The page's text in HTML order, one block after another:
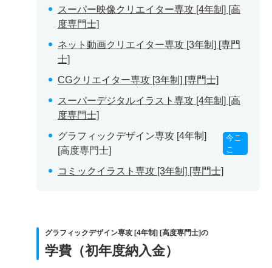
スーパー映像クリエイター専攻 [4年制] [高
度専門士]
ネット動画クリエイター専攻 [3年制] [専門
士]
CGクリエイター専攻 [3年制] [専門士]
スーパーデジタルイラスト専攻 [4年制] [高
度専門士]
グラフィックデザイン専攻 [4年制]
[高度専門士]
今こ
こ
コミックイラスト専攻 [3年制] [専門士]
グラフィックデザイン専攻 [4年制] [高度専門士]の
学費（初年度納入金）